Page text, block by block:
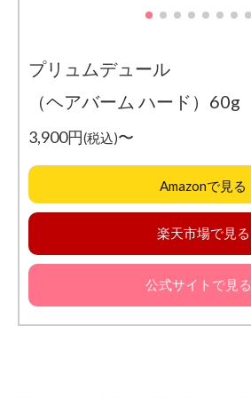
プリュムデュール
（ヘアバーム ハード）60g
3,900円(税込)〜
Amazonで見る
楽天市場で見る
公式サイトで見る